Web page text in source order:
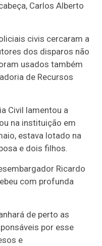
Carlos Alberto
civis cercaram a
dos disparos não
usados também
de Recursos
Civil lamentou a
na instituição em
estava lotado na
e dois filhos.
Ricardo
com profunda
de perto as
por esse
e